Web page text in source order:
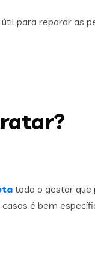
para reparar as
todo o gestor que
é bem